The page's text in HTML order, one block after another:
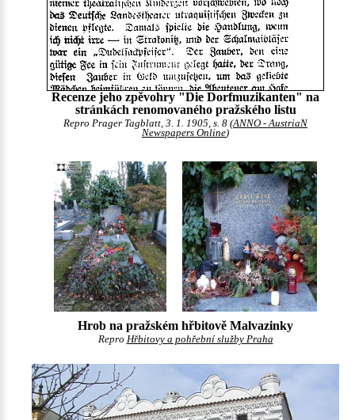
Recenze jeho zpěvohry "Die Dorfmuzikanten" na
stránkách renomovaného pražského listu
Repro Prager Tagblatt, 3. 1. 1905, s. 8 (ANNO - AustriaN
Newspapers Online)
Hrob na pražském hřbitově Malvazinky
Repro Hřbitovy a pohřební služby Praha